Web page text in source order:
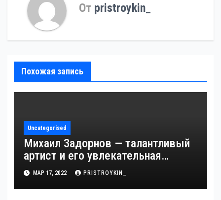
От pristroykin_
Похожая запись
Uncategorised
Михаил Задорнов — талантливый
артист и его увлекательная
биография — выдающиеся
достижения, известность и
интересные факты из личной
МАР 17, 2022 PRISTROYKIN_